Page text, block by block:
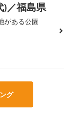
)／福島県
がある公園
グ